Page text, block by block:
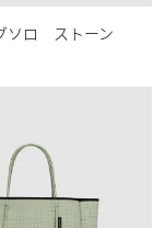
ソロ ストーン